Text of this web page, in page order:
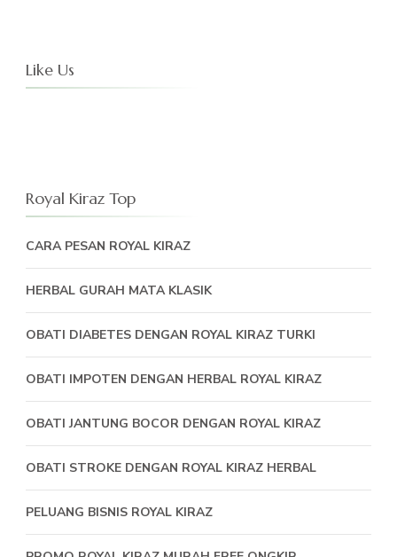
Like Us
Royal Kiraz Top
CARA PESAN ROYAL KIRAZ
HERBAL GURAH MATA KLASIK
OBATI DIABETES DENGAN ROYAL KIRAZ TURKI
OBATI IMPOTEN DENGAN HERBAL ROYAL KIRAZ
OBATI JANTUNG BOCOR DENGAN ROYAL KIRAZ
OBATI STROKE DENGAN ROYAL KIRAZ HERBAL
PELUANG BISNIS ROYAL KIRAZ